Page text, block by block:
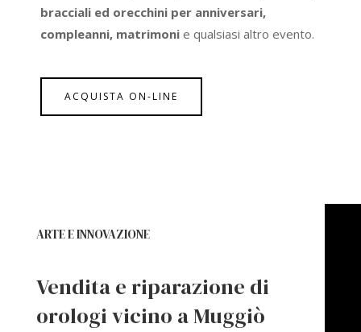
bracciali ed orecchini per anniversari,
compleanni, matrimoni e qualsiasi altro evento.
ACQUISTA ON-LINE
ARTE E INNOVAZIONE
Vendita e riparazione di
orologi vicino a Muggiò